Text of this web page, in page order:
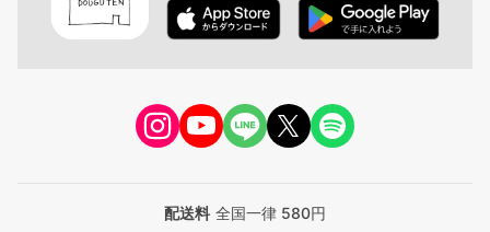
配送料 全国一律 580円